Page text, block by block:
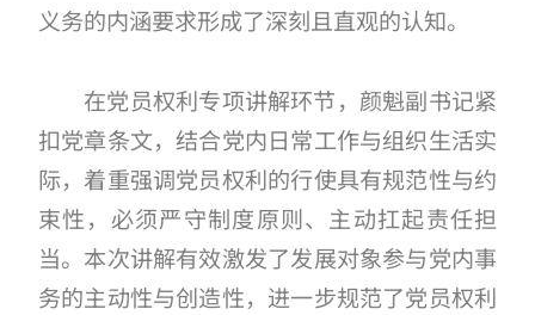
义务的内涵要求形成了深刻且直观的认知。
在党员权利专项讲解环节，颜魁副书记紧
扣党章条文，结合党内日常工作与组织生活实
际，着重强调党员权利的行使具有规范性与约
束性，必须严守制度原则、主动扛起责任担
当。本次讲解有效激发了发展对象参与党内事
务的主动性与创造性，进一步规范了党员权利